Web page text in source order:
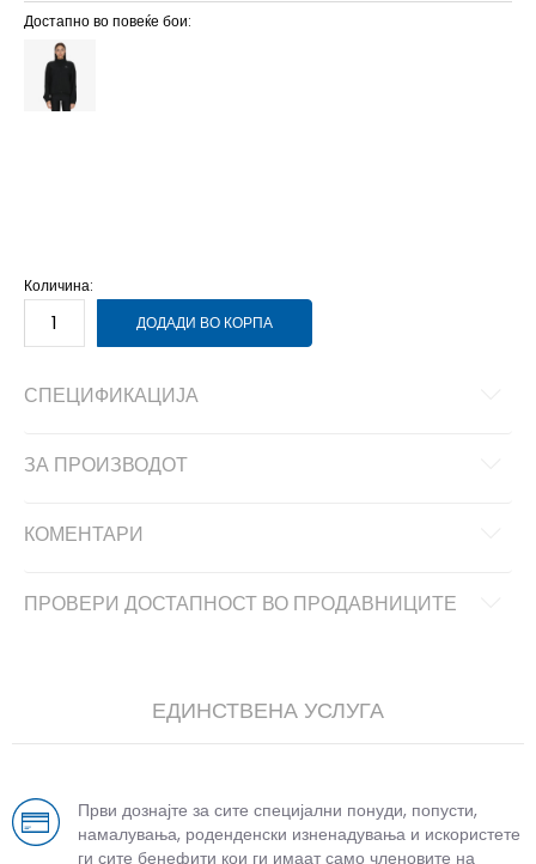
Достапно во повеќе бои:
Количина:
ДОДАДИ ВО КОРПА
СПЕЦИФИКАЦИЈА
ЗА ПРОИЗВОДОТ
КОМЕНТАРИ
ПРОВЕРИ ДОСТАПНОСТ ВО ПРОДАВНИЦИТЕ
ЕДИНСТВЕНА УСЛУГА
Први дознајте за сите специјални понуди, попусти,
намалувања, роденденски изненадувања и искористете
ги сите бенефити кои ги имаат само членовите на